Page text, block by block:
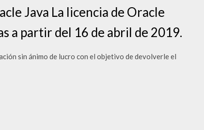
Java La licencia de Oracle
a partir del 16 de abril de 2019.
sin ánimo de lucro con el objetivo de devolverle el